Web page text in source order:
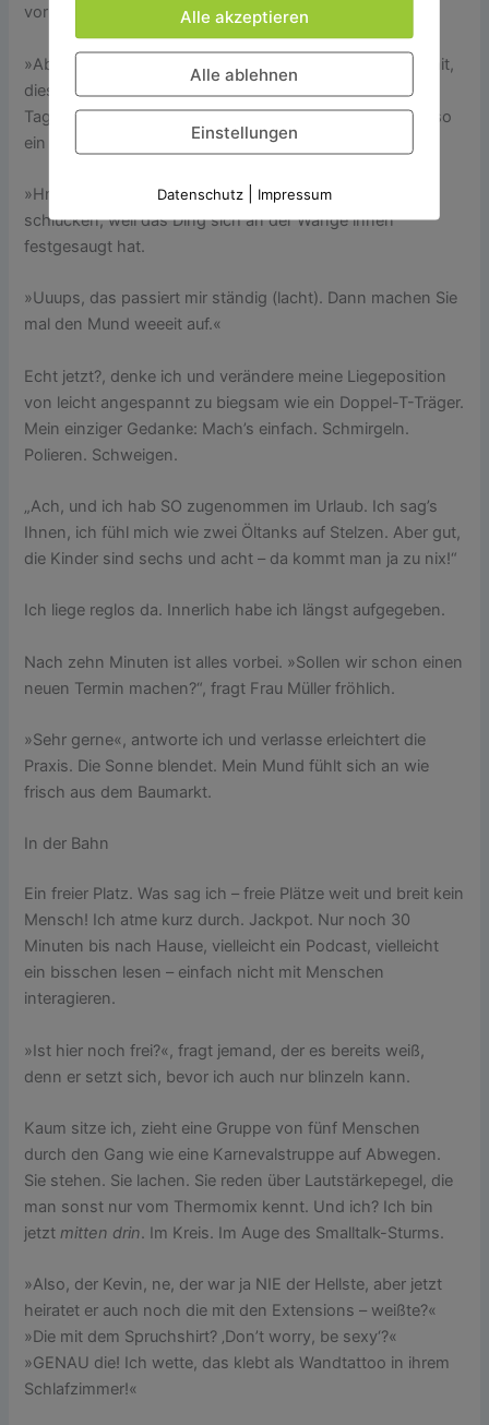
vor Anstrengung – und sie redet weiter.
»Aber beim nächsten Mal nehmen wir unsere eigenen mit,
diese Sättel waren ja eine Katastrophe! Ich konnte zwei
Tage kaum sitzen. Mein Mann hat gesagt, ich laufe wie so
ein Cowboy nach drei Tagen Rinder einfangen, hihi!«
»Hrmmm … hmmm«, mache ich und versuche zu
schlucken, weil das Ding sich an der Wange innen
festgesaugt hat.
»Uuups, das passiert mir ständig (lacht). Dann machen Sie
mal den Mund weeeit auf.«
Echt jetzt?, denke ich und verändere meine Liegeposition
von leicht angespannt zu biegsam wie ein Doppel-T-Träger.
Mein einziger Gedanke: Mach’s einfach. Schmirgeln.
Polieren. Schweigen.
„Ach, und ich hab SO zugenommen im Urlaub. Ich sag’s
Ihnen, ich fühl mich wie zwei Öltanks auf Stelzen. Aber gut,
die Kinder sind sechs und acht – da kommt man ja zu nix!“
Ich liege reglos da. Innerlich habe ich längst aufgegeben.
Nach zehn Minuten ist alles vorbei. »Sollen wir schon einen
neuen Termin machen?“, fragt Frau Müller fröhlich.
»Sehr gerne«, antworte ich und verlasse erleichtert die
Praxis. Die Sonne blendet. Mein Mund fühlt sich an wie
frisch aus dem Baumarkt.
In der Bahn
Ein freier Platz. Was sag ich – freie Plätze weit und breit kein
Mensch! Ich atme kurz durch. Jackpot. Nur noch 30
Minuten bis nach Hause, vielleicht ein Podcast, vielleicht
ein bisschen lesen – einfach nicht mit Menschen
interagieren.
»Ist hier noch frei?«, fragt jemand, der es bereits weiß,
denn er setzt sich, bevor ich auch nur blinzeln kann.
Kaum sitze ich, zieht eine Gruppe von fünf Menschen
durch den Gang wie eine Karnevalstruppe auf Abwegen.
Sie stehen. Sie lachen. Sie reden über Lautstärkepegel, die
man sonst nur vom Thermomix kennt. Und ich? Ich bin
jetztmitten drin. Im Kreis. Im Auge des Smalltalk-Sturms.
»Also, der Kevin, ne, der war ja NIE der Hellste, aber jetzt
heiratet er auch noch die mit den Extensions – weißte?«
»Die mit dem Spruchshirt? ‚Don’t worry, be sexy‘?«
»GENAU die! Ich wette, das klebt als Wandtattoo in ihrem
Schlafzimmer!«
Alle akzeptieren
Alle ablehnen
Einstellungen
Datenschutz| Impressum